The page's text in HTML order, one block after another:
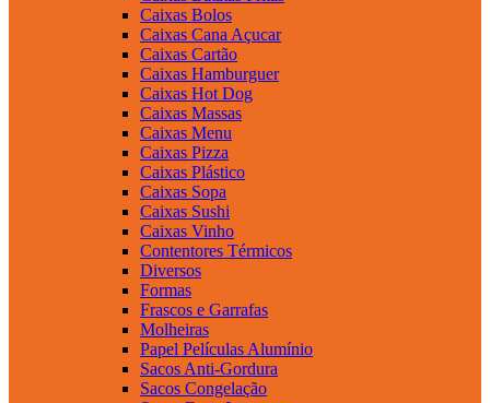
Caixas Bolos
Caixas Cana Açucar
Caixas Cartão
Caixas Hamburguer
Caixas Hot Dog
Caixas Massas
Caixas Menu
Caixas Pizza
Caixas Plástico
Caixas Sopa
Caixas Sushi
Caixas Vinho
Contentores Térmicos
Diversos
Formas
Frascos e Garrafas
Molheiras
Papel Películas Alumínio
Sacos Anti-Gordura
Sacos Congelação